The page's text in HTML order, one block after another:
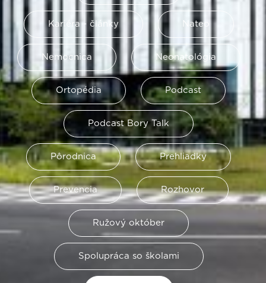
Kariéra - články Nateo
Nemocnica Neonatológia
Ortopédia Podcast
Podcast Bory Talk
Pôrodnica Prehliadky
Prevencia Rozhovor
Ružový október
Spolupráca so školami